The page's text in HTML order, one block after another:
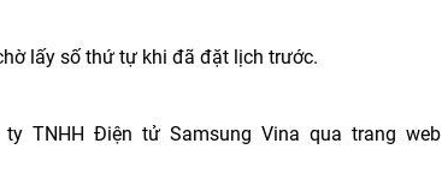
lấy số thứ tự khi đã đặt lịch trước.
TNHH Điện tử Samsung Vina qua trang web